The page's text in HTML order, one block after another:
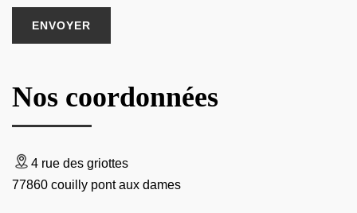
Nos coordonnées
4 rue des griottes
77860 couilly pont aux dames